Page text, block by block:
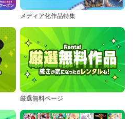
メディア化作品特集
厳選無料ページ